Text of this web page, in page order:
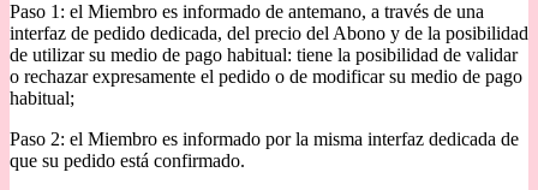
Paso 1: el Miembro es informado de antemano, a través de una
interfaz de pedido dedicada, del precio del Abono y de la posibilidad
de utilizar su medio de pago habitual: tiene la posibilidad de validar
o rechazar expresamente el pedido o de modificar su medio de pago
habitual;
Paso 2: el Miembro es informado por la misma interfaz dedicada de
que su pedido está confirmado.